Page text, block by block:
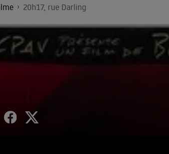
20h17, rue Darling